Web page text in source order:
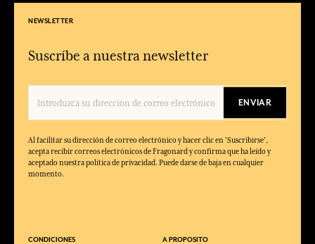
NEWSLETTER
Suscríbe a nuestra newsletter
ENVIAR
Al facilitar su dirección de correo electrónico y hacer clic en 'Suscribirse',
acepta recibir correos electrónicos de Fragonard y confirma que ha leído y
aceptado nuestra política de privacidad. Puede darse de baja en cualquier
momento.
CONDICIONES A PROPOSITO